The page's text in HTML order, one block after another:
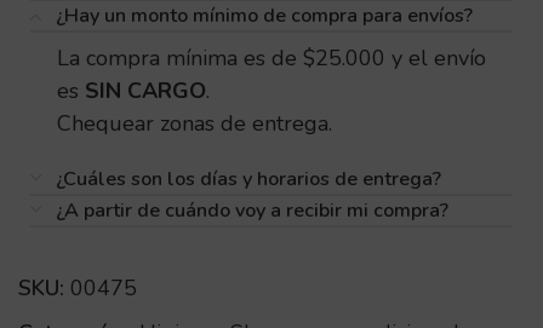
¿Hay un monto mínimo de compra para envíos?
La compra mínima es de $25.000 y el envío
es SIN CARGO.
Chequear zonas de entrega.
¿Cuáles son los días y horarios de entrega?
¿A partir de cuándo voy a recibir mi compra?
SKU: 00475